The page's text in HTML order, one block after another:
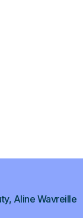
Aline Wavreille